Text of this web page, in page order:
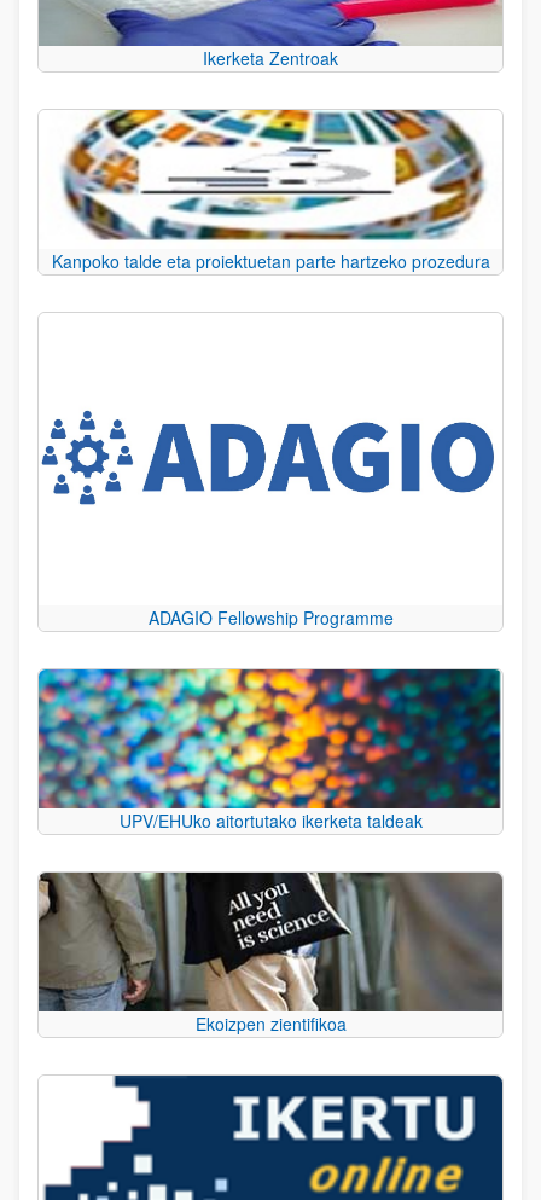
Ikerketa Zentroak
Kanpoko talde eta proiektuetan parte hartzeko prozedura
ADAGIO Fellowship Programme
UPV/EHUko aitortutako ikerketa taldeak
Ekoizpen zientifikoa